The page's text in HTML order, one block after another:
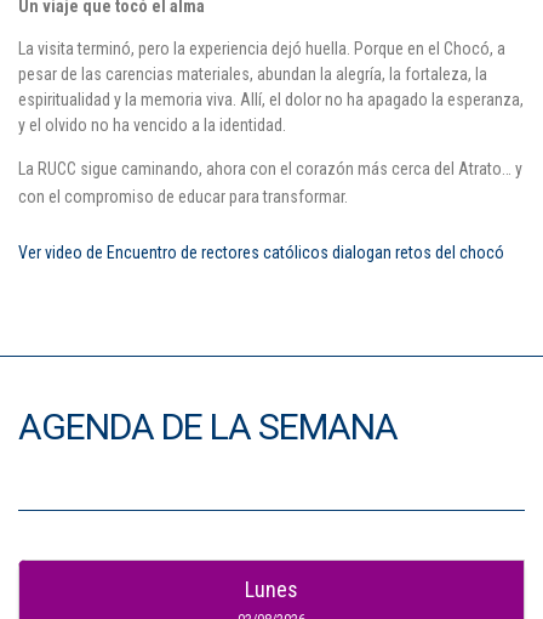
Un viaje que tocó el alma
La visita terminó, pero la experiencia dejó huella. Porque en el Chocó, a
pesar de las carencias materiales, abundan la alegría, la fortaleza, la
espiritualidad y la memoria viva. Allí, el dolor no ha apagado la esperanza,
y el olvido no ha vencido a la identidad.
La RUCC sigue caminando, ahora con el corazón más cerca del Atrato… y
con el compromiso de educar para transformar.
Ver video de Encuentro de rectores católicos dialogan retos del chocó
AGENDA DE LA SEMANA
Lunes